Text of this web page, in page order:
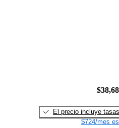
El precio incluye tasas
$724/mes